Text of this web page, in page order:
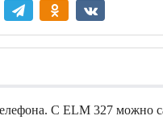
С ELM 327 можно